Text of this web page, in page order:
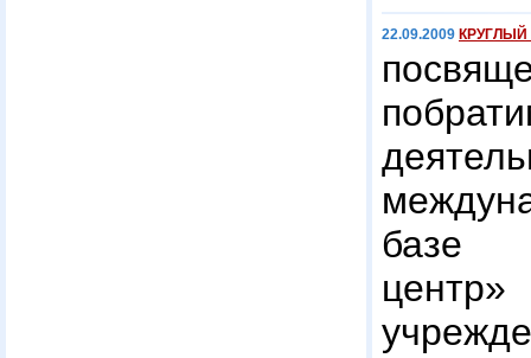
22.09.2009 КРУГЛЫЙ
базе